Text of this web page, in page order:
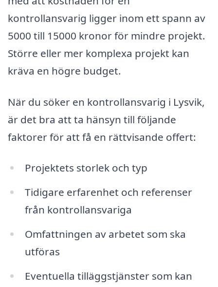
kontrollansvarig ligger inom ett spann av
5000 till 15000 kronor för mindre projekt.
Större eller mer komplexa projekt kan
kräva en högre budget.
När du söker en kontrollansvarig i Lysvik,
är det bra att ta hänsyn till följande
faktorer för att få en rättvisande offert:
Projektets storlek och typ
Tidigare erfarenhet och referenser
från kontrollansvariga
Omfattningen av arbetet som ska
utföras
Eventuella tilläggstjänster som kan